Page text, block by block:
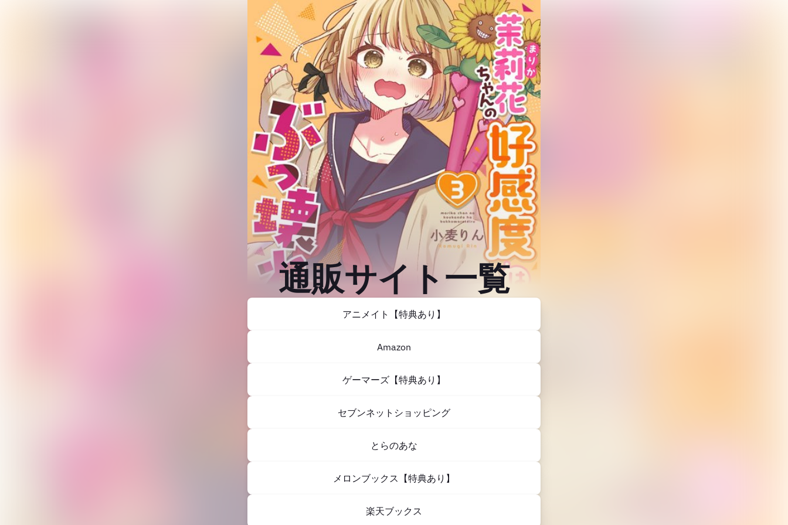
通販サイト一覧
アニメイト【特典あり】
Amazon
ゲーマーズ【特典あり】
セブンネットショッピング
とらのあな
メロンブックス【特典あり】
楽天ブックス